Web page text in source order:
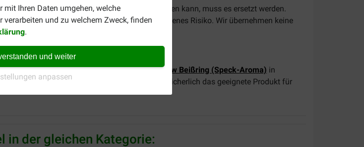
mit Ihren Daten umgehen, welche
verarbeiten und zu welchem Zweck, finden
.
und weiter
anpassen
klein geworden ist, dass es verschluckt werden kann, muss es ersetzt werden.
Das Geben von Kauspielzeug erfolgt auf eigenes Risiko. Wir übernehmen keine
erleidet.
auch denNylabone Puppy Teething Chew Beißring (Speck-Aroma) in
für Snackspielzeug
. Dort finden Sie sicherlich das geeignete Produkt für
in der gleichen Kategorie: